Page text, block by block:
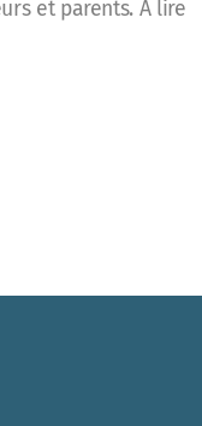
et parents. A lire